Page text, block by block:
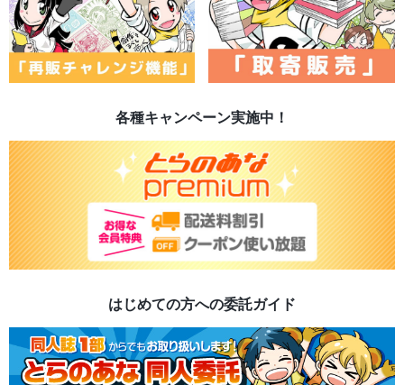
各種キャンペーン実施中！
はじめての方への委託ガイド